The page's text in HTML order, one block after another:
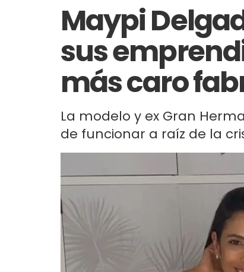
Maypi
sus
más caro
La modelo y ex Gran
de funcionar a raíz de la